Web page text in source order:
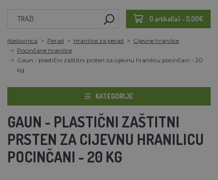
0 artikal(a) - 0,00€
Naslovnica Perad Hranilice za perad
Cijevne hranilice
Pocinčane hranilice
Gaun - plastični zaštitni prsten za cijevnu hranilicu pocinčani - 20
kg
KATEGORIJE
GAUN - PLASTIČNI ZAŠTITNI
PRSTEN ZA CIJEVNU HRANILICU
POCINČANI - 20 KG